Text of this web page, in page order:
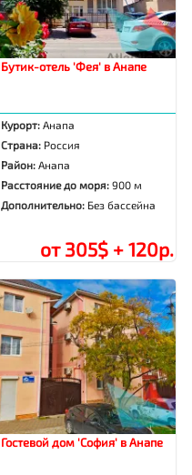
Бутик-отель 'Фея' в Анапе
Курорт:Анапа
Страна: Россия
Район:Анапа
Расстояние до моря:900 м
Дополнительно: Без бассейна
от 305$ + 120р.
Гостевой дом 'София' в Анапе